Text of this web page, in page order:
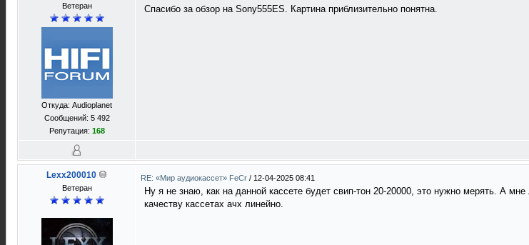
Ветеран
Откуда: Audioplanet
Сообщений: 5 492
Репутация: 168
Спасибо за обзор на Sony555ES. Картина приблизительно понятна.
Lexx200010
Ветеран
RE: «Мир аудиокассет» FeCr / 12-04-2025 08:41
Ну я не знаю, как на данной кассете будет свип-тон 20-20000, это нужно мерять. А
качеству кассетах ачх линейно.